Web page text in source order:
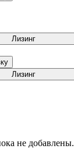
Лизинг
Лизинг
не добавлены.